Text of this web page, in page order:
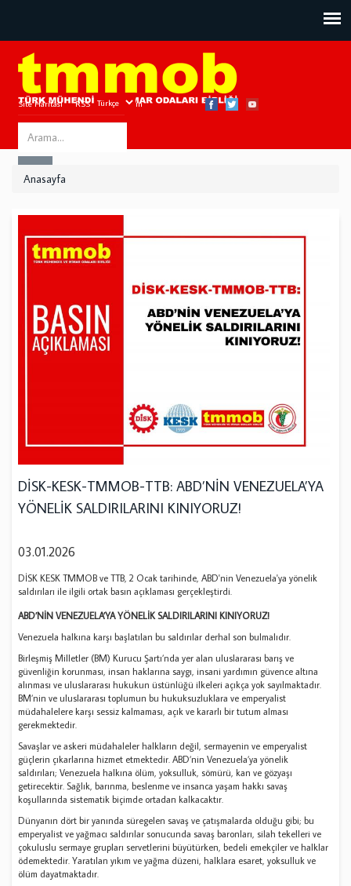
Site Haritası RSS Bize Ulaşın
Search
this
Anasayfa
DİSK-KESK-TMMOB-TTB: ABD’NİN VENEZUELA’YA
YÖNELİK SALDIRILARINI KINIYORUZ!
03.01.2026
DİSK KESK TMMOB ve TTB, 2 Ocak tarihinde, ABD'nin Venezuela'ya yönelik
saldırıları ile ilgili ortak basın açıklaması gerçekleştirdi.
ABD’NİN VENEZUELA’YA YÖNELİK SALDIRILARINI KINIYORUZ!
Venezuela halkına karşı başlatılan bu saldırılar derhal son bulmalıdır.
Birleşmiş Milletler (BM) Kurucu Şartı’nda yer alan uluslararası barış ve
güvenliğin korunması, insan haklarına saygı, insani yardımın güvence altına
alınması ve uluslararası hukukun üstünlüğü ilkeleri açıkça yok sayılmaktadır.
BM’nin ve uluslararası toplumun bu hukuksuzluklara ve emperyalist
müdahalelere karşı sessiz kalmaması, açık ve kararlı bir tutum alması
gerekmektedir.
Savaşlar ve askeri müdahaleler halkların değil, sermayenin ve emperyalist
güçlerin çıkarlarına hizmet etmektedir. ABD’nin Venezuela’ya yönelik
saldırıları; Venezuela halkına ölüm, yoksulluk, sömürü, kan ve gözyaşı
getirecektir. Sağlık, barınma, beslenme ve insanca yaşam hakkı savaş
koşullarında sistematik biçimde ortadan kalkacaktır.
Dünyanın dört bir yanında süregelen savaş ve çatışmalarda olduğu gibi; bu
emperyalist ve yağmacı saldırılar sonucunda savaş baronları, silah tekelleri ve
çokuluslu sermaye grupları servetlerini büyütürken, bedeli emekçiler ve halklar
ödemektedir. Yaratılan yıkım ve yağma düzeni, halklara esaret, yoksulluk ve
ölüm dayatmaktadır.